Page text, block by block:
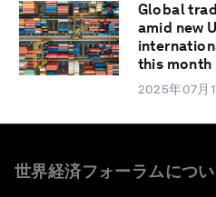
Global
amid new
this month
2025年07月
世界経済フォーラムにつ